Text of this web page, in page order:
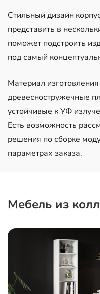
Стильный дизайн
представить в
поможет подстроить
под самый
Материал
древесностружечные
устойчивые к УФ
Есть возможность
решения по сборке
параметрах заказа.
Мебель из